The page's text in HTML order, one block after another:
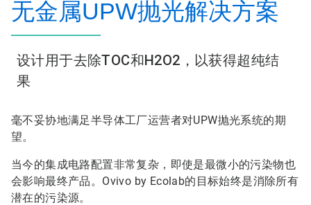
无金属UPW抛光解决方案
设计用于去除TOC和H2O2，以获得超纯结
果
毫不妥协地满足半导体工厂运营者对UPW抛光系统的期
望。
当今的集成电路配置非常复杂，即使是最微小的污染物也
会影响最终产品。Ovivo by Ecolab的目标始终是消除所有
潜在的污染源。